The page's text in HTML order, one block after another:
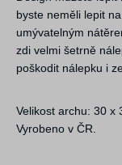
byste neměli lepit
umývatelným
zdi velmi šetrně
poškodit nálepku i
Velikost archu: 30 x
Vyrobeno v ČR.